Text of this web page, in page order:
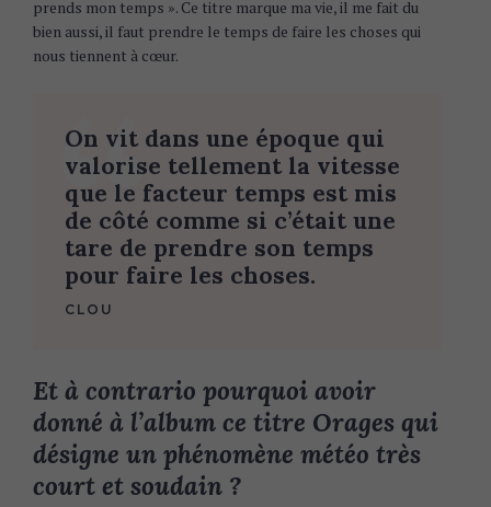
prends mon temps ». Ce titre marque ma vie, il me fait du
bien aussi, il faut prendre le temps de faire les choses qui
nous tiennent à cœur.
On vit dans une époque qui
valorise tellement la vitesse
que le facteur temps est mis
de côté comme si c’était une
tare de prendre son temps
pour faire les choses.
CLOU
Et à contrario pourquoi avoir
donné à l’album ce titre Orages qui
désigne un phénomène météo très
court et soudain ?